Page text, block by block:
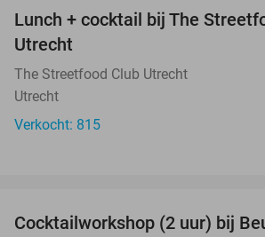
Lunch + cocktail bij The
Utrecht
The Streetfood Club Utrecht
Utrecht
Verkocht: 815
Cocktailworkshop (2 uur) bij